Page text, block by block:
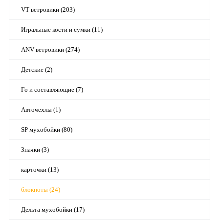
VT ветровики (203)
Игральные кости и сумки (11)
ANV ветровики (274)
Детские (2)
Го и составляющие (7)
Авточехлы (1)
SP мухобойки (80)
Значки (3)
карточки (13)
блокноты (24)
Дельта мухобойки (17)